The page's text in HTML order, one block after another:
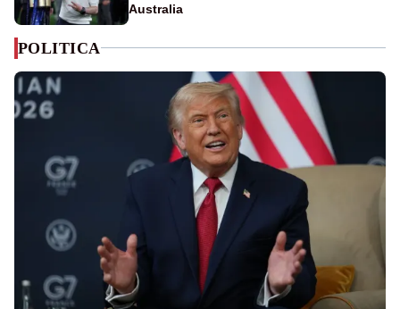
Australia
POLITICA